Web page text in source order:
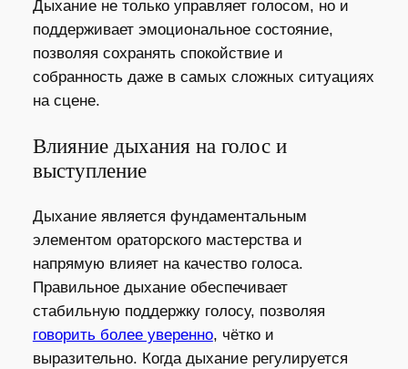
Дыхание не только управляет голосом, но и
поддерживает эмоциональное состояние,
позволяя сохранять спокойствие и
собранность даже в самых сложных ситуациях
на сцене.
Влияние дыхания на голос и
выступление
Дыхание является фундаментальным
элементом ораторского мастерства и
напрямую влияет на качество голоса.
Правильное дыхание обеспечивает
стабильную поддержку голосу, позволяя
говорить более уверенно, чётко и
выразительно. Когда дыхание регулируется